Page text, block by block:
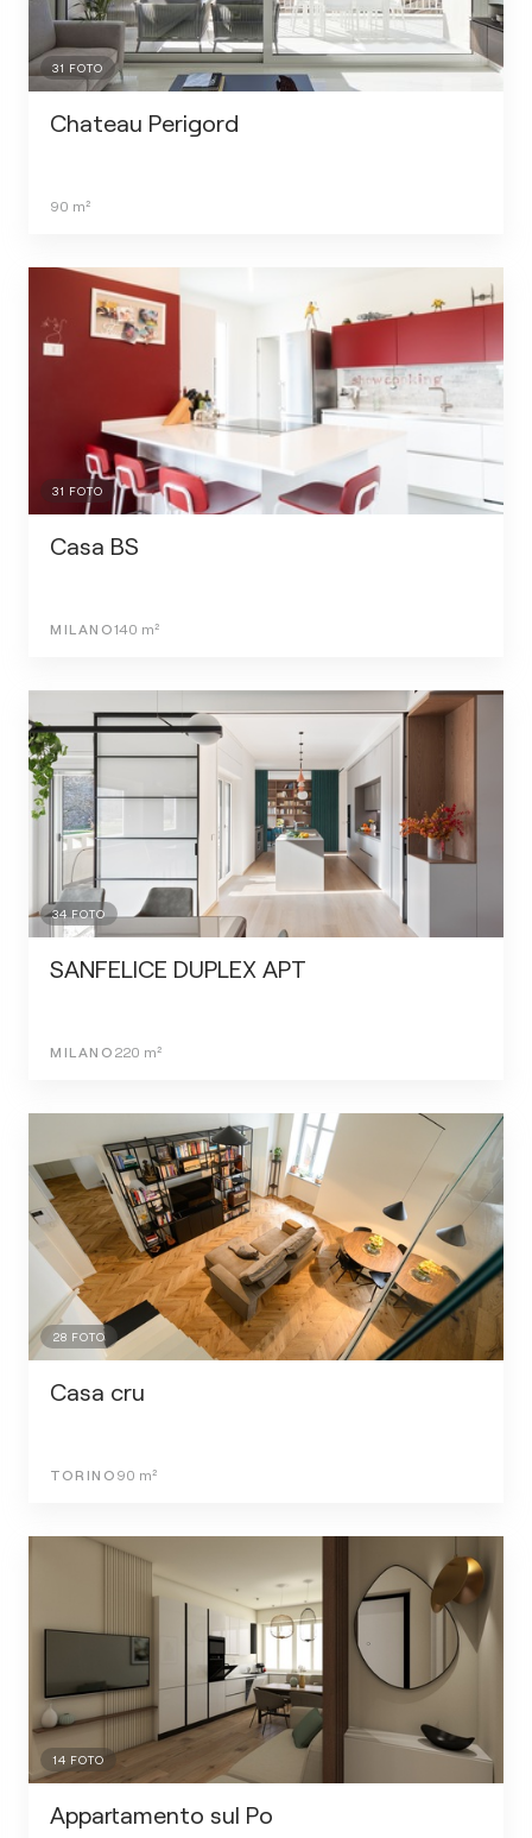
31 FOTO
Chateau Perigord
90 m²
31 FOTO
Casa BS
MILANO140 m²
34 FOTO
SANFELICE DUPLEX APT
MILANO 220 m²
28 FOTO
Casa cru
TORINO 90 m²
14 FOTO
Appartamento sul Po